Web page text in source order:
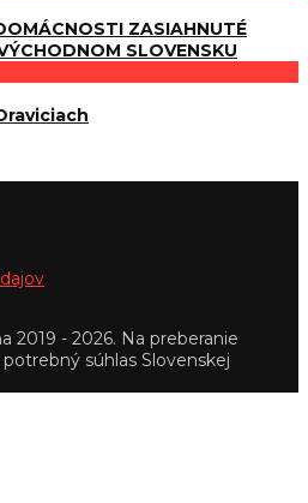
ZASIAHNUTÉ
SLOVENSKU
2019 - 2026. Na preberanie
súhlas Slovenskej